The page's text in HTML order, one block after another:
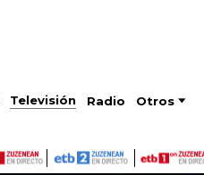
Televisión Radio Otros